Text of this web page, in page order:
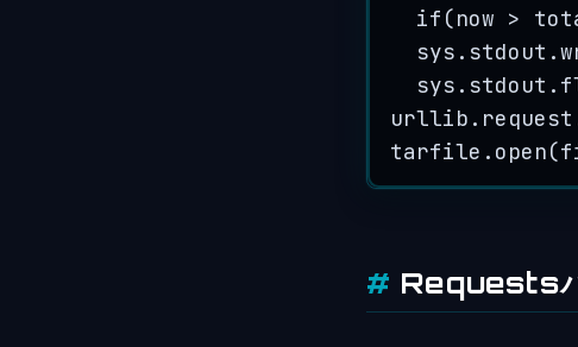
if (now >
sys.stdout.
sys.stdout.
tarfile. open(
Requests